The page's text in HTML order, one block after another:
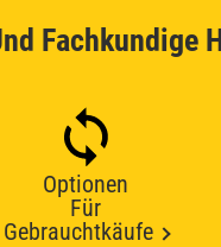
Fachkundige
Optionen
Für
Gebrauchtkäufe